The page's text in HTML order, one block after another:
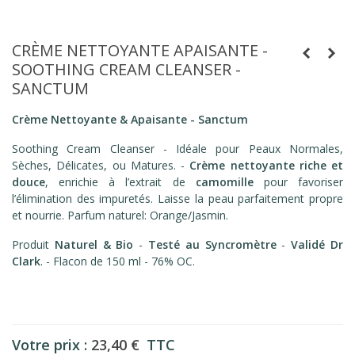
CRÈME NETTOYANTE APAISANTE -
SOOTHING CREAM CLEANSER -
SANCTUM
Crème Nettoyante & Apaisante - Sanctum
Soothing Cream Cleanser - Idéale pour Peaux Normales,
Sèches, Délicates, ou Matures. - Crème nettoyante riche et
douce, enrichie à l’extrait de camomillepour favoriser
l’élimination des impuretés. Laisse la peau parfaitement propre
et nourrie. Parfum naturel: Orange/Jasmin.
Produit Naturel & Bio - Testé au Syncromètre-Validé Dr
Clark. - Flacon de 150 ml - 76% OC.
Votre prix : 23,40 € TTC